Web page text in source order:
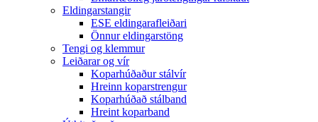
Eldingarstangir
ESE eldingarafleiðari
Önnur eldingarstöng
Tengi og klemmur
Leiðarar og vír
Koparhúðaður stálvír
Hreinn koparstrengur
Koparhúðað stálband
Hreint koparband